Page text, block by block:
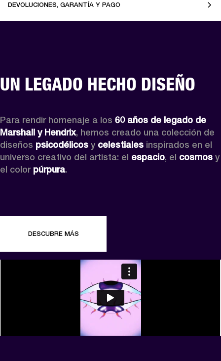
DEVOLUCIONES, GARANTÍA Y PAGO
UN LEGADO HECHO DISEÑO
Para rendir homenaje a los 60 años de legado de
Marshall y Hendrix, hemos creado una colección de
diseños psicodélicos y celestiales inspirados en el
universo creativo del artista: el espacio, el cosmos y
el color púrpura.
DESCUBRE MÁS